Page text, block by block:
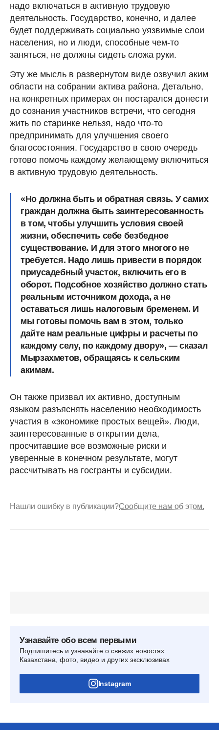
надо включаться в активную трудовую
деятельность. Государство, конечно, и далее
будет поддерживать социально уязвимые слои
населения, но и люди, способные чем-то
заняться, не должны сидеть сложа руки.
Эту же мысль в развернутом виде озвучил аким
области на собрании актива района. Детально,
на конкретных примерах он постарался донести
до сознания участников встречи, что сегодня
жить по старинке нельзя, надо что-то
предпринимать для улучшения своего
благосостояния. Государство в свою очередь
готово помочь каждому желающему включиться
в активную трудовую деятельность.
«Но должна быть и обратная связь. У самих
граждан должна быть заинтересованность
в том, чтобы улучшить условия своей
жизни, обеспечить себе безбедное
существование. И для этого многого не
требуется. Надо лишь привести в порядок
приусадебный участок, включить его в
оборот. Подсобное хозяйство должно стать
реальным источником дохода, а не
оставаться лишь налоговым бременем. И
мы готовы помочь вам в этом, только
дайте нам реальные цифры и расчеты по
каждому селу, по каждому двору», — сказал
Мырзахметов, обращаясь к сельским
акимам.
Он также призвал их активно, доступным
языком разъяснять населению необходимость
участия в «экономике простых вещей». Люди,
заинтересованные в открытии дела,
просчитавшие все возможные риски и
уверенные в конечном результате, могут
рассчитывать на госгранты и субсидии.
Нашли ошибку в публикации?Сообщите нам об этом.
Узнавайте обо всем первыми
Подпишитесь и узнавайте о свежих новостях
Казахстана, фото, видео и других эксклюзивах
Instagram